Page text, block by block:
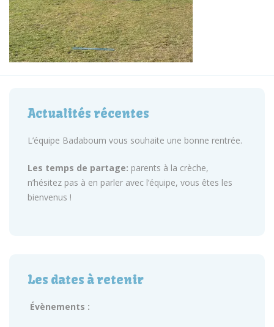
Actualités récentes
L’équipe Badaboum vous souhaite une bonne rentrée.
Les temps de partage: parents à la crèche,
n’hésitez pas à en parler avec l’équipe, vous êtes les
bienvenus !
Les dates à retenir
Évènements :